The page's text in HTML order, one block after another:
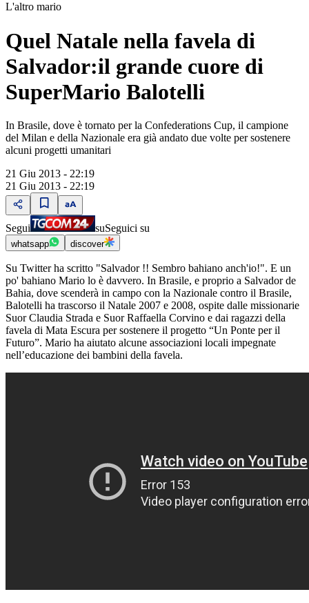
L'altro mario
Quel Natale nella favela di
Salvador:il grande cuore di
SuperMario Balotelli
In Brasile, dove è tornato per la Confederations Cup, il campione
del Milan e della Nazionale era già andato due volte per sostenere
alcuni progetti umanitari
21 Giu 2013 - 22:19
21 Giu 2013 - 22:19
Segui suSeguici su
whatsapp discover
Su Twitter ha scritto "Salvador !! Sembro bahiano anch'io!". E un
po' bahiano Mario lo è davvero. In Brasile, e proprio a Salvador de
Bahia, dove scenderà in campo con la Nazionale contro il Brasile,
Balotelli ha trascorso il Natale 2007 e 2008, ospite dalle missionarie
Suor Claudia Strada e Suor Raffaella Corvino e dai ragazzi della
favela di Mata Escura per sostenere il progetto “Un Ponte per il
Futuro”. Mario ha aiutato alcune associazioni locali impegnate
nell’educazione dei bambini della favela.